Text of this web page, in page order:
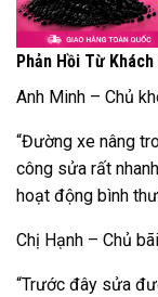
Phản Hồi Từ Khách
Anh Minh – Chủ
“Đường xe nâng
công sửa rất
hoạt động bình
Chị Hạnh – Chủ
“Trước đây sửa